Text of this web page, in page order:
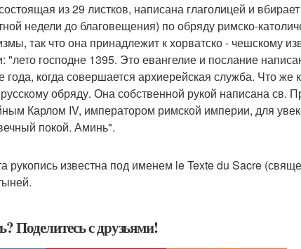
из 29 листков, написана глаголицей и
недели до благовещения) по обряду римско-
так что она принадлежит к хорватско - чешскому
"лето господне 1395. Это евангелие и послание
когда совершается архиерейская служба. Что же
русскому обряду. Она собственной рукой написана св.
Карлом IV, императором римской империи, для
покой. Аминь".
рукопись известна под именем le Texte du Sacre
Поделитесь с друзьями!